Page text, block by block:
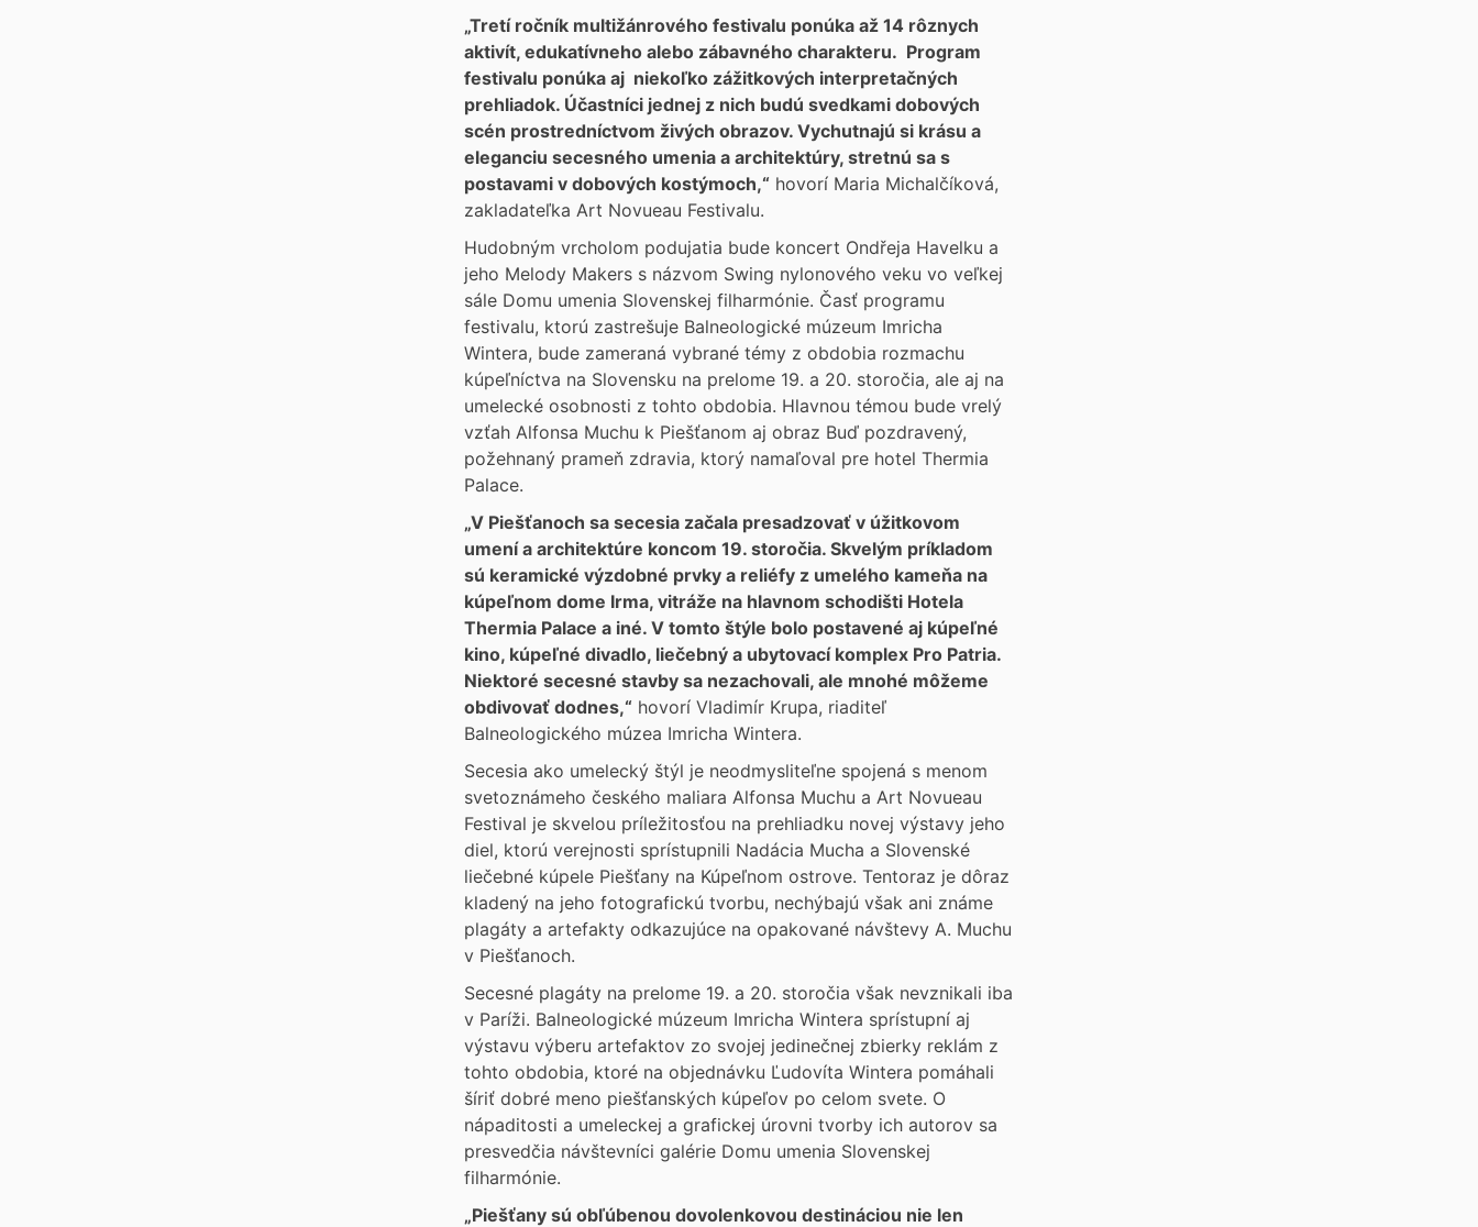
„Tretí ročník multižánrového festivalu ponúka až 14 rôznych
aktivít, edukatívneho alebo zábavného charakteru. Program
festivalu ponúka aj niekoľko zážitkových interpretačných
prehliadok. Účastníci jednej z nich budú svedkami dobových
scén prostredníctvom živých obrazov. Vychutnajú si krásu a
eleganciu secesného umenia a architektúry, stretnú sa s
postavami v dobových kostýmoch,“ hovorí Maria Michalčíková,
zakladateľka Art Novueau Festivalu.
Hudobným vrcholom podujatia bude koncert Ondřeja Havelku a
jeho Melody Makers s názvom Swing nylonového veku vo veľkej
sále Domu umenia Slovenskej filharmónie. Časť programu
festivalu, ktorú zastrešuje Balneologické múzeum Imricha
Wintera, bude zameraná vybrané témy z obdobia rozmachu
kúpeľníctva na Slovensku na prelome 19. a 20. storočia, ale aj na
umelecké osobnosti z tohto obdobia. Hlavnou témou bude vrelý
vzťah Alfonsa Muchu k Piešťanom aj obraz Buď pozdravený,
požehnaný prameň zdravia, ktorý namaľoval pre hotel Thermia
Palace.
„V Piešťanoch sa secesia začala presadzovať v úžitkovom
umení a architektúre koncom 19. storočia. Skvelým príkladom
sú keramické výzdobné prvky a reliéfy z umelého kameňa na
kúpeľnom dome Irma, vitráže na hlavnom schodišti Hotela
Thermia Palace a iné. V tomto štýle bolo postavené aj kúpeľné
kino, kúpeľné divadlo, liečebný a ubytovací komplex Pro Patria.
Niektoré secesné stavby sa nezachovali, ale mnohé môžeme
obdivovať dodnes,“ hovorí Vladimír Krupa, riaditeľ
Balneologického múzea Imricha Wintera.
Secesia ako umelecký štýl je neodmysliteľne spojená s menom
svetoznámeho českého maliara Alfonsa Muchu a Art Novueau
Festival je skvelou príležitosťou na prehliadku novej výstavy jeho
diel, ktorú verejnosti sprístupnili Nadácia Mucha a Slovenské
liečebné kúpele Piešťany na Kúpeľnom ostrove. Tentoraz je dôraz
kladený na jeho fotografickú tvorbu, nechýbajú však ani známe
plagáty a artefakty odkazujúce na opakované návštevy A. Muchu
v Piešťanoch.
Secesné plagáty na prelome 19. a 20. storočia však nevznikali iba
v Paríži. Balneologické múzeum Imricha Wintera sprístupní aj
výstavu výberu artefaktov zo svojej jedinečnej zbierky reklám z
tohto obdobia, ktoré na objednávku Ľudovíta Wintera pomáhali
šíriť dobré meno piešťanských kúpeľov po celom svete. O
nápaditosti a umeleckej a grafickej úrovni tvorby ich autorov sa
presvedčia návštevníci galérie Domu umenia Slovenskej
filharmónie.
„Piešťany sú obľúbenou dovolenkovou destináciou nie len